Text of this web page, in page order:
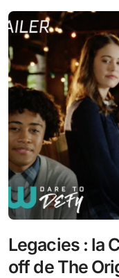
Legacies : la
off de The